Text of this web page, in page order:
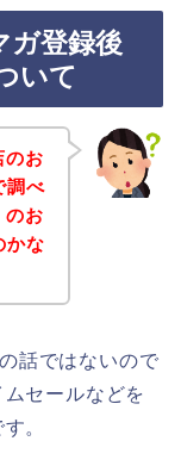
ガ登録後
いて
のお
調べ
のお
かな
話ではないので
セールなどを
。